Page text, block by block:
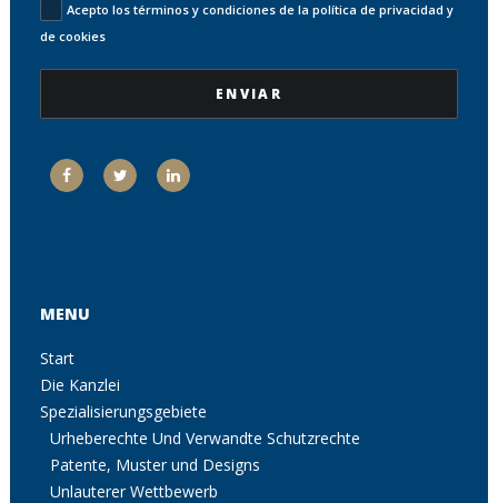
Acepto los términos y condiciones de la política de privacidad y
de cookies
MENU
Start
Die Kanzlei
Spezialisierungsgebiete
Urheberechte Und Verwandte Schutzrechte
Patente, Muster und Designs
Unlauterer Wettbewerb